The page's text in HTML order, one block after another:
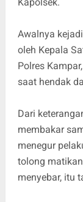
Awalnya
oleh Kepala
Polres
saat hendak
Dari
membakar
menegur
tolong
menyebar, itu